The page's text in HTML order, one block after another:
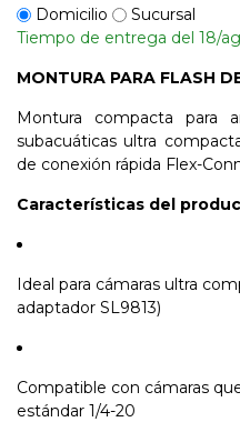
Domicilio
Sucursal
Tiempo de entrega del 18/
MONTURA PARA FLASH
Montura compacta para
subacuáticas ultra
de conexión rápida Flex-
Características del
Ideal para cámaras ultra
adaptador SL9813)
Compatible con cámaras
estándar 1/4-20